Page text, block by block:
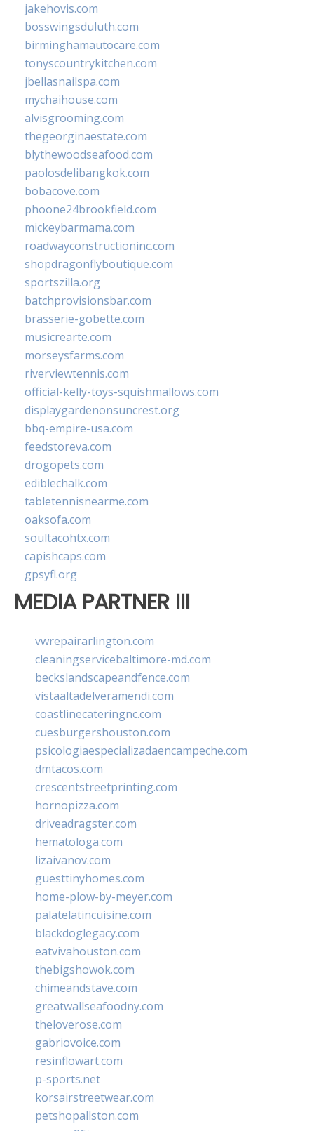
jakehovis.com
bosswingsduluth.com
birminghamautocare.com
tonyscountrykitchen.com
jbellasnailspa.com
mychaihouse.com
alvisgrooming.com
thegeorginaestate.com
blythewoodseafood.com
paolosdelibangkok.com
bobacove.com
phoone24brookfield.com
mickeybarmama.com
roadwayconstructioninc.com
shopdragonflyboutique.com
sportszilla.org
batchprovisionsbar.com
brasserie-gobette.com
musicrearte.com
morseysfarms.com
riverviewtennis.com
official-kelly-toys-squishmallows.com
displaygardenonsuncrest.org
bbq-empire-usa.com
feedstoreva.com
drogopets.com
ediblechalk.com
tabletennisnearme.com
oaksofa.com
soultacohtx.com
capishcaps.com
gpsyfl.org
MEDIA PARTNER III
vwrepairarlington.com
cleaningservicebaltimore-md.com
beckslandscapeandfence.com
vistaaltadelveramendi.com
coastlinecateringnc.com
cuesburgershouston.com
psicologiaespecializadaencampeche.com
dmtacos.com
crescentstreetprinting.com
hornopizza.com
driveadragster.com
hematologa.com
lizaivanov.com
guesttinyhomes.com
home-plow-by-meyer.com
palatelatincuisine.com
blackdoglegacy.com
eatvivahouston.com
thebigshowok.com
chimeandstave.com
greatwallseafoodny.com
theloverose.com
gabriovoice.com
resinflowart.com
p-sports.net
korsairstreetwear.com
petshopallston.com